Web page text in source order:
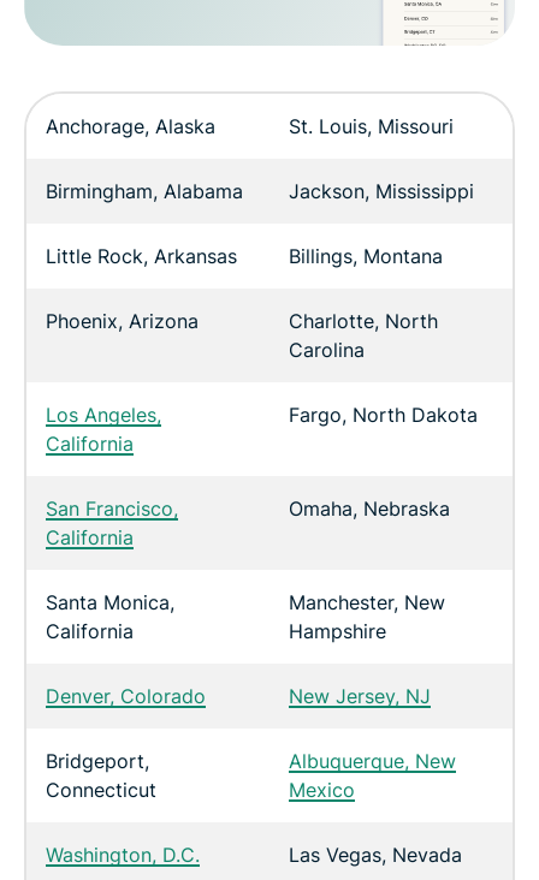
Anchorage, Alaska St. Louis, Missouri
Birmingham, Alabama Jackson, Mississippi
Little Rock, Arkansas Billings, Montana
Phoenix, Arizona
Charlotte, North
Carolina
Los Angeles,
California
Fargo, North Dakota
San Francisco,
California
Omaha, Nebraska
Santa Monica,
California
Manchester, New
Hampshire
Denver, Colorado New Jersey, NJ
Bridgeport,
Connecticut
Albuquerque, New
Mexico
Washington, D.C. Las Vegas, Nevada